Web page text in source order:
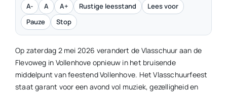
A- A A+ Rustige leesstand
Lees voor
Pauze
Stop
Op zaterdag 2 mei 2026 verandert de Vlasschuur aan de
Flevoweg in Vollenhove opnieuw in het bruisende
middelpunt van feestend Vollenhove. Het Vlasschuurfeest
staat garant voor een avond vol muziek, gezelligheid en